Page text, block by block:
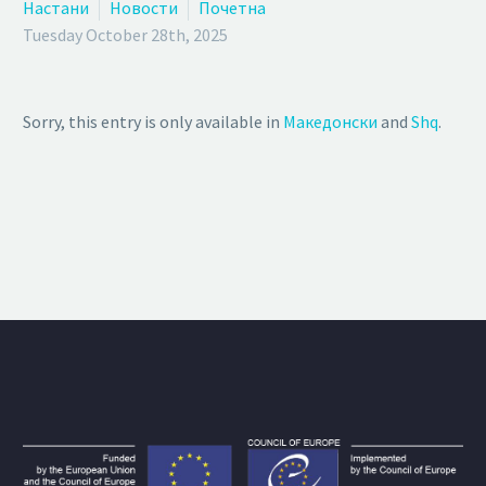
Настани Новости
Почетна
Tuesday October 28th, 2025
Sorry, this entry is only available in Македонски and Shq.